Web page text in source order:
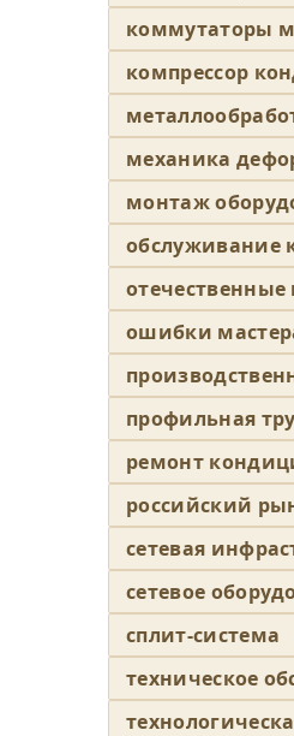
коммутаторы
компрессор
механика
монтаж
обслуживание
ошибки
профильная
ремонт
российский
сетевая
сетевое
сплит-система
техническое